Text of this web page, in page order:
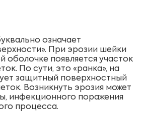
означает
При эрозии шейки
оболочке появляется участок
По сути, это «ранка», на
защитный поверхностный
Возникнуть эрозия может
инфекционного поражения
процесса.